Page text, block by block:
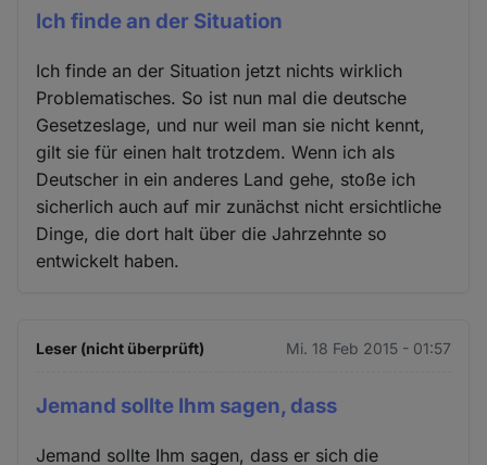
Ich finde an der Situation
Ich finde an der Situation jetzt nichts wirklich
Problematisches. So ist nun mal die deutsche
Gesetzeslage, und nur weil man sie nicht kennt,
gilt sie für einen halt trotzdem. Wenn ich als
Deutscher in ein anderes Land gehe, stoße ich
sicherlich auch auf mir zunächst nicht ersichtliche
Dinge, die dort halt über die Jahrzehnte so
entwickelt haben.
Leser (nicht überprüft) Mi. 18 Feb 2015 - 01:57
Jemand sollte Ihm sagen, dass
Jemand sollte Ihm sagen, dass er sich die